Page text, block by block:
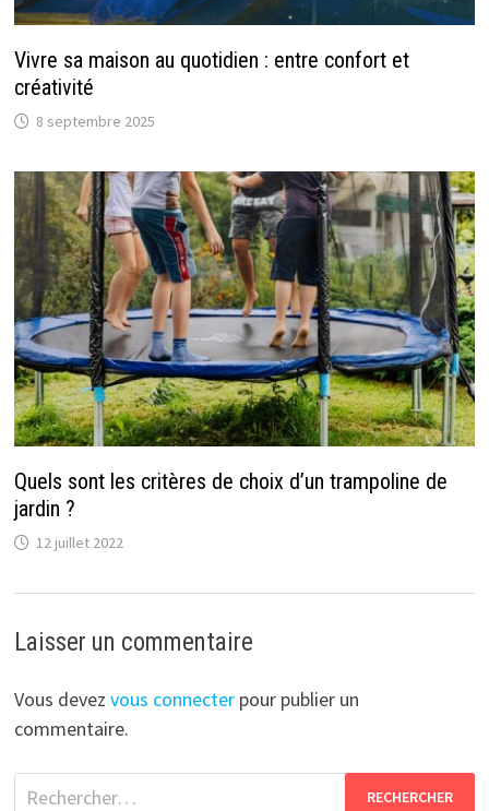
Vivre sa maison au quotidien : entre confort et
créativité
8 septembre 2025
Quels sont les critères de choix d’un trampoline de
jardin ?
12 juillet 2022
Laisser un commentaire
Vous devez vous connecterpour publier un
commentaire.
Rechercher :